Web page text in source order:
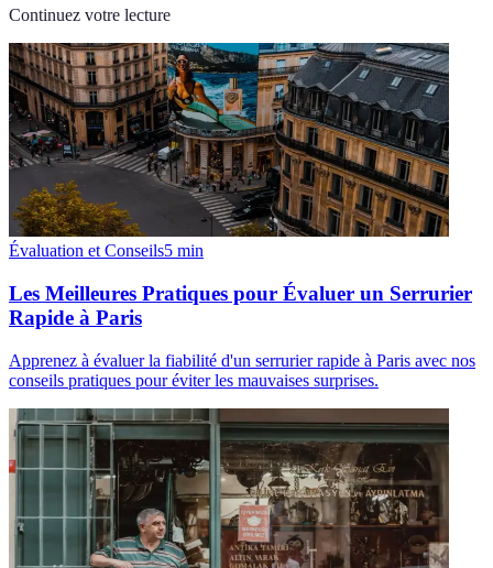
Continuez votre lecture
Évaluation et Conseils5 min
Les Meilleures Pratiques pour Évaluer un Serrurier
Rapide à Paris
Apprenez à évaluer la fiabilité d'un serrurier rapide à Paris avec nos
conseils pratiques pour éviter les mauvaises surprises.